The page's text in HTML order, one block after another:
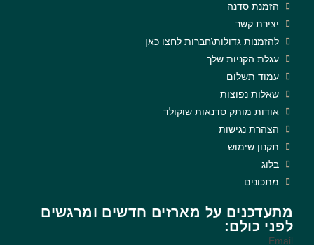
הזמנת סדנה
יצירת קשר
להזמנות גדולות\חברות לחצו כאן
עגלת הקניות שלך
עמוד תשלום
שאלות נפוצות
אודות מותק סדנאות שוקולד
הצהרת נגישות
תקנון שימוש
בלוג
מתכונים
מתעדכנים על מארזים חדשים ומרגשים
לפני כולם:
Email